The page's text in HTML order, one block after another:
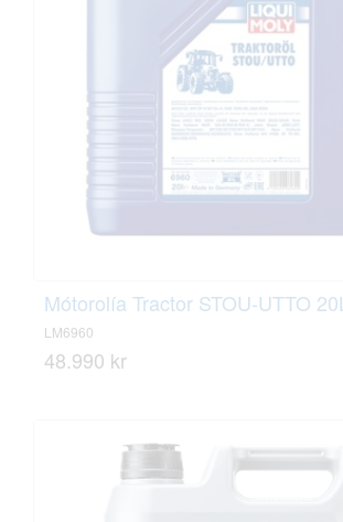
Mótorolía Tractor STOU-UTTO 20L
LM6960
48.990 kr